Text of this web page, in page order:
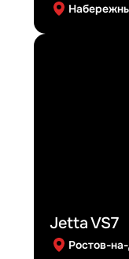
Jetta VS7
Ростов-